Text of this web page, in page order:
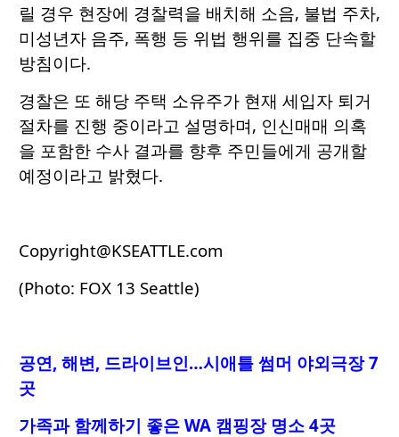
릴 경우 현장에 경찰력을 배치해 소음, 불법 주차,
미성년자 음주, 폭행 등 위법 행위를 집중 단속할
방침이다.
경찰은 또 해당 주택 소유주가 현재 세입자 퇴거
절차를 진행 중이라고 설명하며, 인신매매 의혹
을 포함한 수사 결과를 향후 주민들에게 공개할
예정이라고 밝혔다.
Copyright@KSEATTLE.com
(Photo: FOX 13 Seattle)
공연, 해변, 드라이브인…시애틀 썸머 야외극장 7
곳
가족과 함께하기 좋은 WA 캠핑장 명소 4곳